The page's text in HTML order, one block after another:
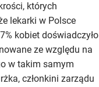
których
lekarki w Polsce
kobiet doświadczyło
ze względu na
w takim samym
członkini zarządu